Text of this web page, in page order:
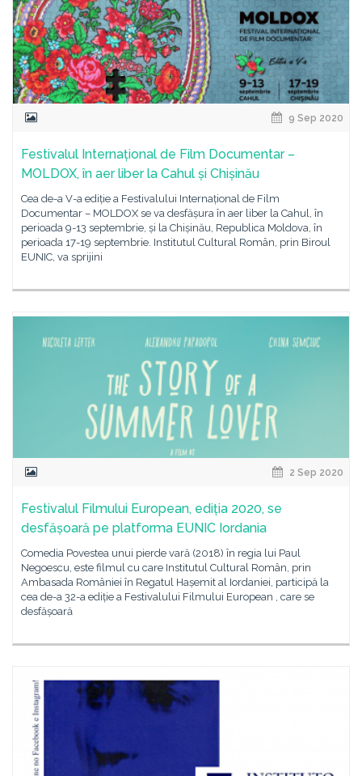
9 Sep 2020
Festivalul Internațional de Film Documentar –
MOLDOX, în aer liber la Cahul și Chișinău
Cea de-a V-a ediție a Festivalului Internațional de Film
Documentar – MOLDOX se va desfășura în aer liber la Cahul, în
perioada 9-13 septembrie, și la Chișinău, Republica Moldova, în
perioada 17-19 septembrie. Institutul Cultural Român, prin Biroul
EUNIC, va sprijini
2 Sep 2020
Festivalul Filmului European, ediția 2020, se
desfășoară pe platforma EUNIC Iordania
Comedia Povestea unui pierde vară (2018) în regia lui Paul
Negoescu, este filmul cu care Institutul Cultural Român, prin
Ambasada României în Regatul Hașemit al Iordaniei, participă la
cea de-a 32-a ediție a Festivalului Filmului European , care se
desfășoară